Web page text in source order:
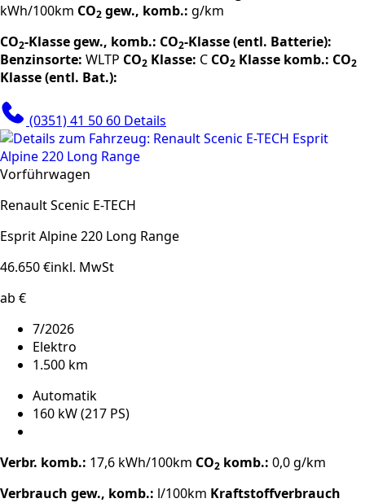
kWh/100km CO2 gew., komb.: g/km
CO2-Klasse gew., komb.: CO2-Klasse (entl. Batterie):
Benzinsorte: WLTP CO2 Klasse: C CO2 Klasse komb.: CO2
Klasse (entl. Bat.):
(0351) 41 50 60 Details
Vorführwagen
Renault Scenic E-TECH
Esprit Alpine 220 Long Range
46.650 €inkl. MwSt
ab €
7/2026
Elektro
1.500 km
Automatik
160 kW (217 PS)
Verbr. komb.: 17,6 kWh/100km CO2 komb.: 0,0 g/km
Verbrauch gew., komb.: l/100km Kraftstoffverbrauch